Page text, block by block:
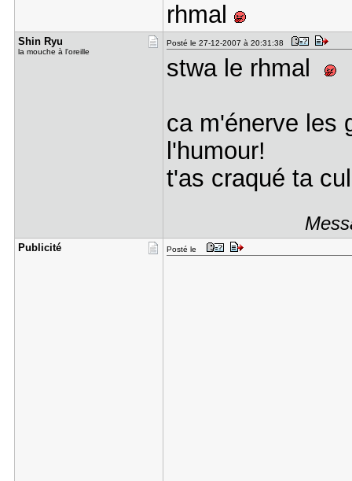
rhmal
Shin Ryu
la mouche à l'oreille
Posté le 27-12-2007 à 20:31:38
stwa le rhmal
ca m'énerve les
l'humour!
t'as craqué ta
Publicité Posté le